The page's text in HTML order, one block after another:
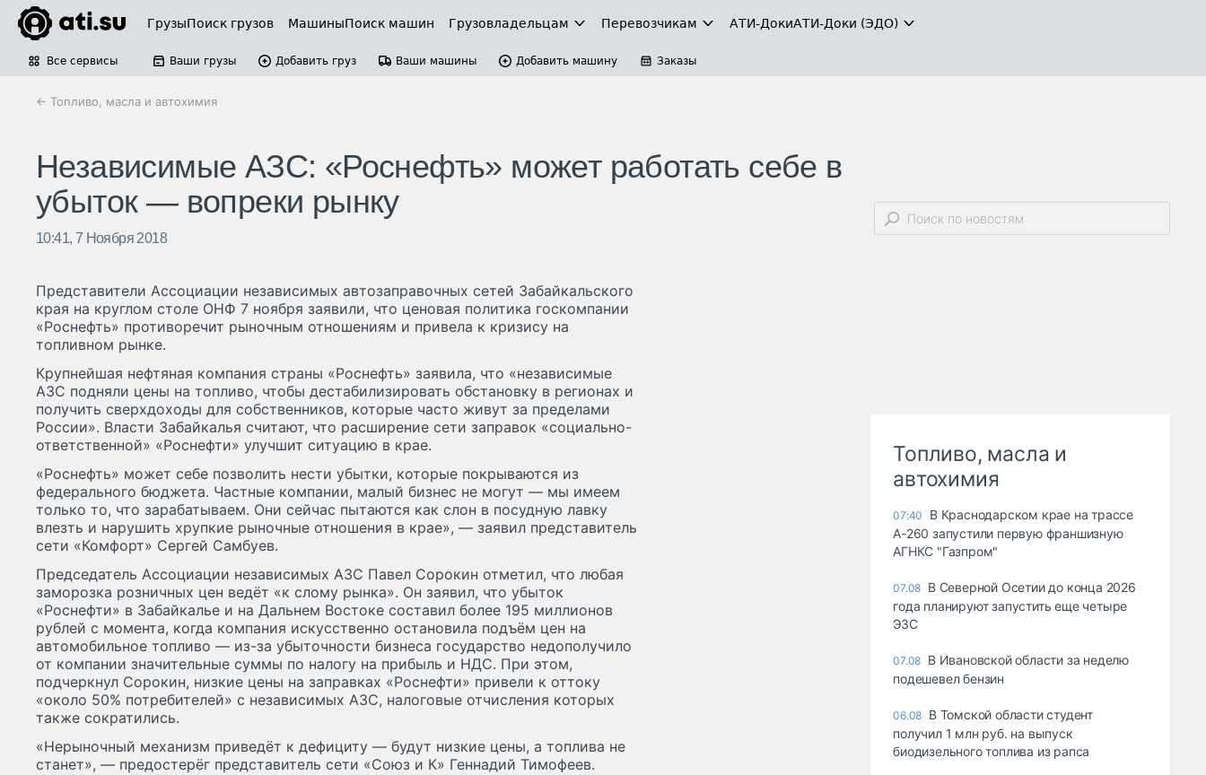
ГрузыПоиск грузов МашиныПоиск машин Грузовладельцам Перевозчикам АТИ-ДокиАТИ-Доки (ЭДО)
Все сервисы Ваши грузы Добавить груз Ваши машины Добавить машину Заказы
← Топливо, масла и автохимия
Независимые АЗС: «Роснефть» может работать себе в
убыток — вопреки рынку
10:41, 7 Ноября 2018
Представители Ассоциации независимых автозаправочных сетей Забайкальского
края на круглом столе ОНФ 7 ноября заявили, что ценовая политика госкомпании
«Роснефть» противоречит рыночным отношениям и привела к кризису на
топливном рынке.
Крупнейшая нефтяная компания страны «Роснефть» заявила, что «независимые
АЗС подняли цены на топливо, чтобы дестабилизировать обстановку в регионах и
получить сверхдоходы для собственников, которые часто живут за пределами
России». Власти Забайкалья считают, что расширение сети заправок «социально-
ответственной» «Роснефти» улучшит ситуацию в крае.
«Роснефть» может себе позволить нести убытки, которые покрываются из
федерального бюджета. Частные компании, малый бизнес не могут — мы имеем
только то, что зарабатываем. Они сейчас пытаются как слон в посудную лавку
влезть и нарушить хрупкие рыночные отношения в крае», — заявил представитель
сети «Комфорт» Сергей Самбуев.
Председатель Ассоциации независимых АЗС Павел Сорокин отметил, что любая
заморозка розничных цен ведёт «к слому рынка». Он заявил, что убыток
«Роснефти» в Забайкалье и на Дальнем Востоке составил более 195 миллионов
рублей с момента, когда компания искусственно остановила подъём цен на
автомобильное топливо — из-за убыточности бизнеса государство недополучило
от компании значительные суммы по налогу на прибыль и НДС. При этом,
подчеркнул Сорокин, низкие цены на заправках «Роснефти» привели к оттоку
«около 50% потребителей» с независимых АЗС, налоговые отчисления которых
также сократились.
«Нерыночный механизм приведёт к дефициту — будут низкие цены, а топлива не
станет», — предостерёг представитель сети «Союз и К» Геннадий Тимофеев.
Топливо, масла и
автохимия
07:40
В Краснодарском крае на трассе
А-260 запустили первую франшизную
АГНКС "Газпром"
07.08 В Северной Осетии до конца 2026
года планируют запустить еще четыре
ЭЗС
07.08 В Ивановской области за неделю
подешевел бензин
06.08 В Томской области студент
получил 1 млн руб. на выпуск
биодизельного топлива из рапса